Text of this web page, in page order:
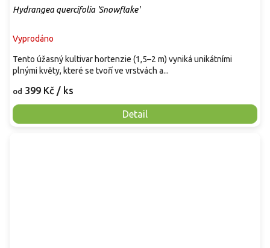
Hydrangea quercifolia 'Snowflake'
Vyprodáno
od 399 Kč / ks
Detail
Tento úžasný kultivar hortenzie (1,5–2 m) vyniká unikátními
plnými květy, které se tvoří ve vrstvách a...